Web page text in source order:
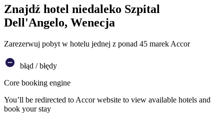
Znajdź hotel niedaleko Szpital
Dell'Angelo, Wenecja
Zarezerwuj pobyt w hotelu jednej z ponad 45 marek Accor
błąd / błędy
Core booking engine
You’ll be redirected to Accor website to view available hotels and
book your stay